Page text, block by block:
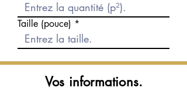
Taille (pouce)
Vos informations.